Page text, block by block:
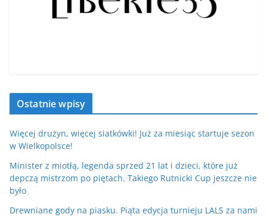
Ostatnie wpisy
Więcej drużyn, więcej siatkówki! Już za miesiąc startuje sezon
w Wielkopolsce!
Minister z miotłą, legenda sprzed 21 lat i dzieci, które już
depczą mistrzom po piętach. Takiego Rutnicki Cup jeszcze nie
było
Drewniane gody na piasku. Piąta edycja turnieju LALS za nami